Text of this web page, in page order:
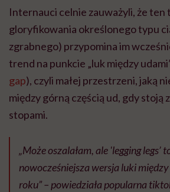
Internauci celnie zauważyli, że ten
gloryfikowania określonego typu
zgrabnego) przypomina im
trend na punkcie „luk między
gap), czyli małej przestrzeni, jaką
między górną częścią ud, gdy stoją
stopami.
„Może oszalałam, ale 'legging legs’
nowocześniejsza wersja luki
roku” – powiedziała popularna